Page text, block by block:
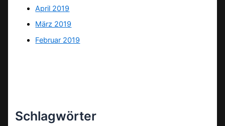
April 2019
März 2019
Februar 2019
Schlagwörter